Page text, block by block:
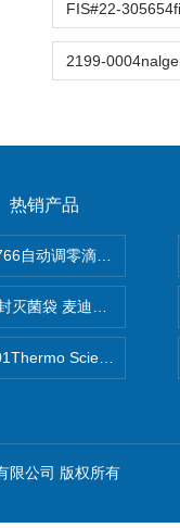
热销产品
灭菌袋 麦迪康Medicom
Scientific S1移
限公司 版权所有